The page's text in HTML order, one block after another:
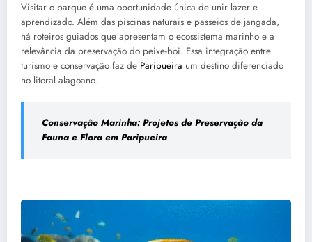
Visitar o parque é uma oportunidade única de unir lazer e
aprendizado. Além das piscinas naturais e passeios de jangada,
há roteiros guiados que apresentam o ecossistema marinho e a
relevância da preservação do peixe-boi. Essa integração entre
turismo e conservação faz de Paripueira um destino diferenciado
no litoral alagoano.
Conservação Marinha: Projetos de Preservação da
Fauna e Flora em Paripueira